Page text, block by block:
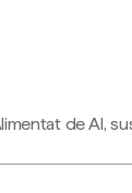
de AI,